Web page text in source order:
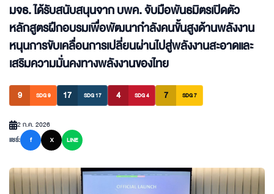
มจธ. ได้รับสนับสนุนจาก บพค. จับมือพันธมิตรเปิดตัว
หลักสูตรฝึกอบรมเพื่อพัฒนากำลังคนขั้นสูงด้านพลังงาน
หนุนการขับเคลื่อนการเปลี่ยนผ่านไปสู่พลังงานสะอาดและ
เสริมความมั่นคงทางพลังงานของไทย
9 SDG 9 17 SDG 17 4 SDG 4 7 SDG 7
2 ก.ค. 2026
แชร์:
f X LINE